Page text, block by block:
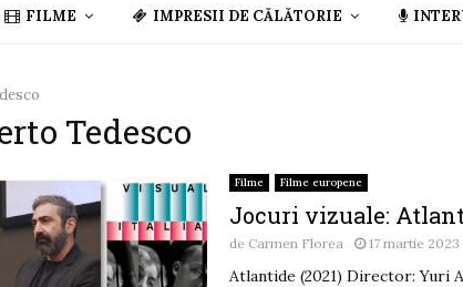
FILME IMPRESII DE CĂLĂTORIE
Tedesco
Filme Filme europene
Jocuri vizuale:
de Carmen Florea 17 martie 2023
Atlantide (2021) Director: Yuri